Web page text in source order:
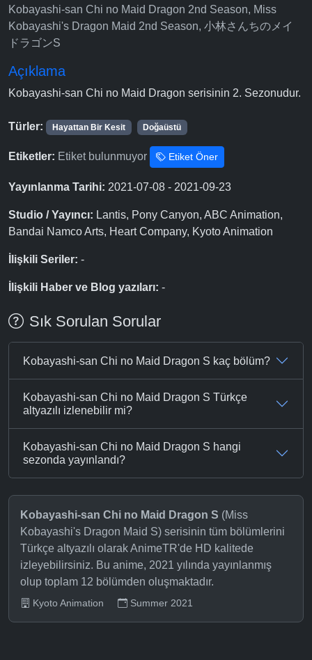
Kobayashi-san Chi no Maid Dragon 2nd Season, Miss
Kobayashi's Dragon Maid 2nd Season, 小林さんちのメイ
ドラゴンS
Açıklama
Kobayashi-san Chi no Maid Dragon serisinin 2. Sezonudur.
Türler: Hayattan Bir Kesit Doğaüstü
Etiketler: Etiket bulunmuyor Etiket Öner
Yayınlanma Tarihi: 2021-07-08 - 2021-09-23
Studio / Yayıncı: Lantis, Pony Canyon, ABC Animation,
Bandai Namco Arts, Heart Company, Kyoto Animation
İlişkili Seriler: -
İlişkili Haber ve Blog yazıları: -
Sık Sorulan Sorular
Kobayashi-san Chi no Maid Dragon S kaç bölüm?
Kobayashi-san Chi no Maid Dragon S Türkçe
altyazılı izlenebilir mi?
Kobayashi-san Chi no Maid Dragon S hangi
sezonda yayınlandı?
Kobayashi-san Chi no Maid Dragon S (Miss
Kobayashi's Dragon Maid S) serisinin tüm bölümlerini
Türkçe altyazılı olarak AnimeTR'de HD kalitede
izleyebilirsiniz. Bu anime, 2021 yılında yayınlanmış
olup toplam 12 bölümden oluşmaktadır.
Kyoto Animation Summer 2021